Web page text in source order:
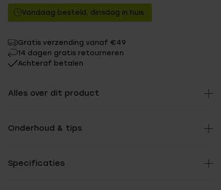
Vandaag besteld, dinsdag in huis
Gratis verzending vanaf €49
14 dagen gratis retourneren
Achteraf betalen
Alles over dit product
Onderhoud & tips
Specificaties